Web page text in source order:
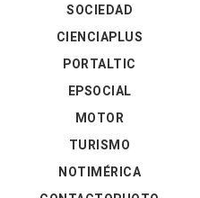
SOCIEDAD
CIENCIAPLUS
PORTALTIC
EPSOCIAL
MOTOR
TURISMO
NOTIMÉRICA